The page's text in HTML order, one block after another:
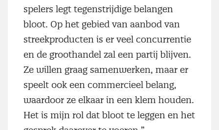
spelers legt tegenstrijdige belangen
bloot. Op het gebied van aanbod van
streekproducten is er veel concurrentie
en de groothandel zal een partij blijven.
Ze willen graag samenwerken, maar er
speelt ook een commercieel belang,
waardoor ze elkaar in een klem houden.
Het is mijn rol dat bloot te leggen en het